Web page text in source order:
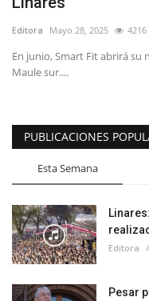
Espectáculos
Editora Mayo 28, 2025 4216
En junio, Smart Fit abrirá su
Maule sur....
PUBLICACIONES
Esta Semana
Editora
Pesar